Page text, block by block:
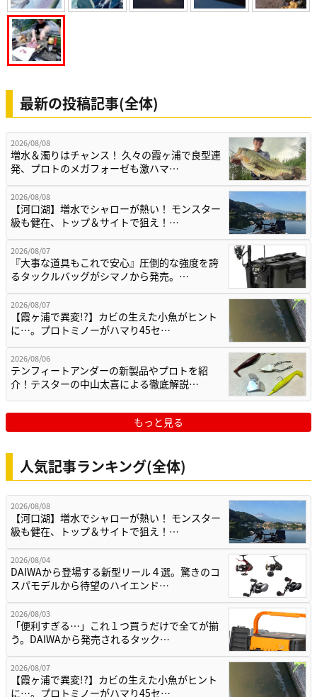
最新の投稿記事(全体)
2026/08/08
増水＆濁りはチャンス！ 久々の霞ヶ浦で良型連
発、プロトのメガフォーゼも激ハマ…
2026/08/08
【河口湖】増水でシャローが熱い！ モンスター
級も健在、トップ＆サイトで狙え！…
2026/08/07
『大事な道具もこれで安心』圧倒的な強度を誇
るタックルバッグがシマノから発売。…
2026/08/07
【霞ヶ浦で異変!?】カビの生えた小魚がヒント
に…。プロトミノーがハマり45セ…
2026/08/06
テンフィートアンダーの新製品やプロトを紹
介！テスターの中山太喜による徹底解説…
もっと見る
人気記事ランキング(全体)
2026/08/08
【河口湖】増水でシャローが熱い！ モンスター
級も健在、トップ＆サイトで狙え！…
2026/08/04
DAIWAから登場する新型リール４選。驚きのコ
スパモデルから待望のハイエンド…
2026/08/03
「便利すぎる…」これ１つ買うだけで全てが揃
う。DAIWAから発売されるタック…
2026/08/07
【霞ヶ浦で異変!?】カビの生えた小魚がヒント
に…。プロトミノーがハマり45セ…